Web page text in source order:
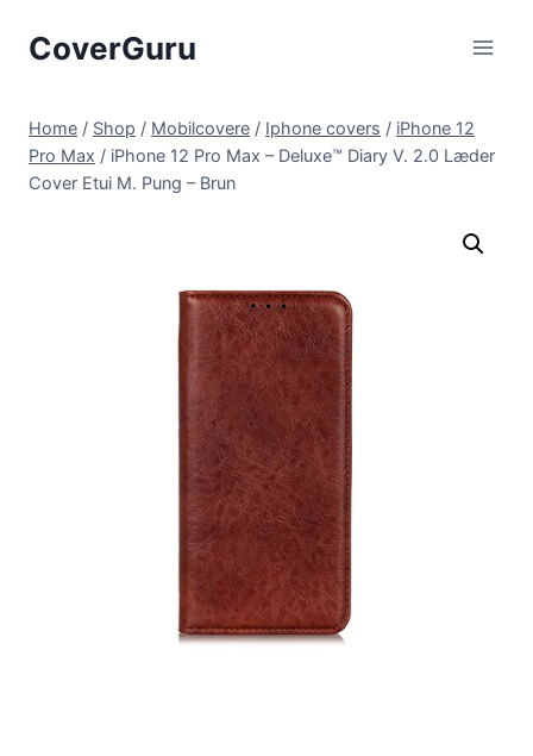
CoverGuru
Home / Shop / Mobilcovere / Iphone covers / iPhone 12
Pro Max / iPhone 12 Pro Max – Deluxe™ Diary V. 2.0 Læder
Cover Etui M. Pung – Brun